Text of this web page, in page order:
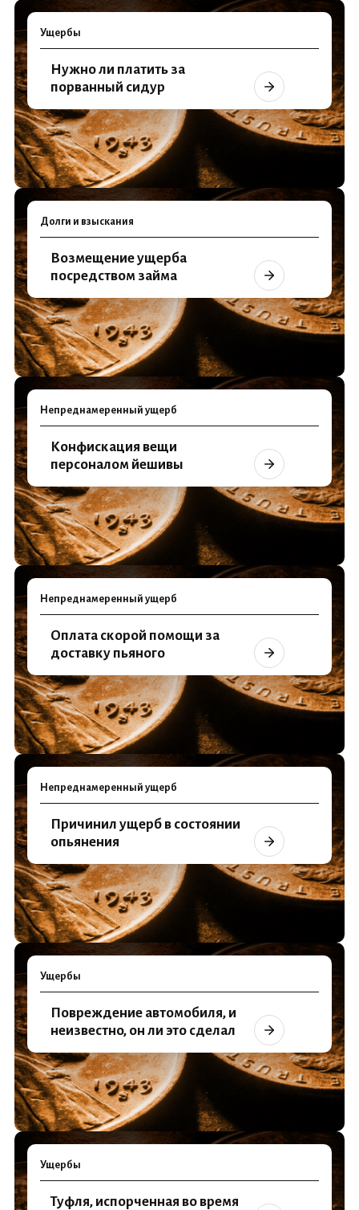
Ущербы
Нужно ли платить за
порванный сидур
Долги и взыскания
Возмещение ущерба
посредством займа
Непреднамеренный ущерб
Конфискация вещи
персоналом йешивы
Непреднамеренный ущерб
Оплата скорой помощи за
доставку пьяного
Непреднамеренный ущерб
Причинил ущерб в состоянии
опьянения
Ущербы
Повреждение автомобиля, и
неизвестно, он ли это сделал
Ущербы
Туфля, испорченная во время